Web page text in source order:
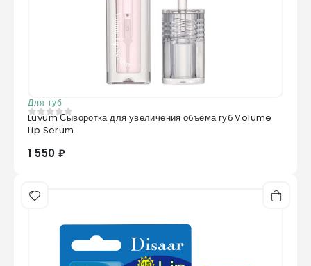
Для губ
0из 5
Luvum Сыворотка для увеличения объёма губ Volume
Lip Serum
1 550 ₽